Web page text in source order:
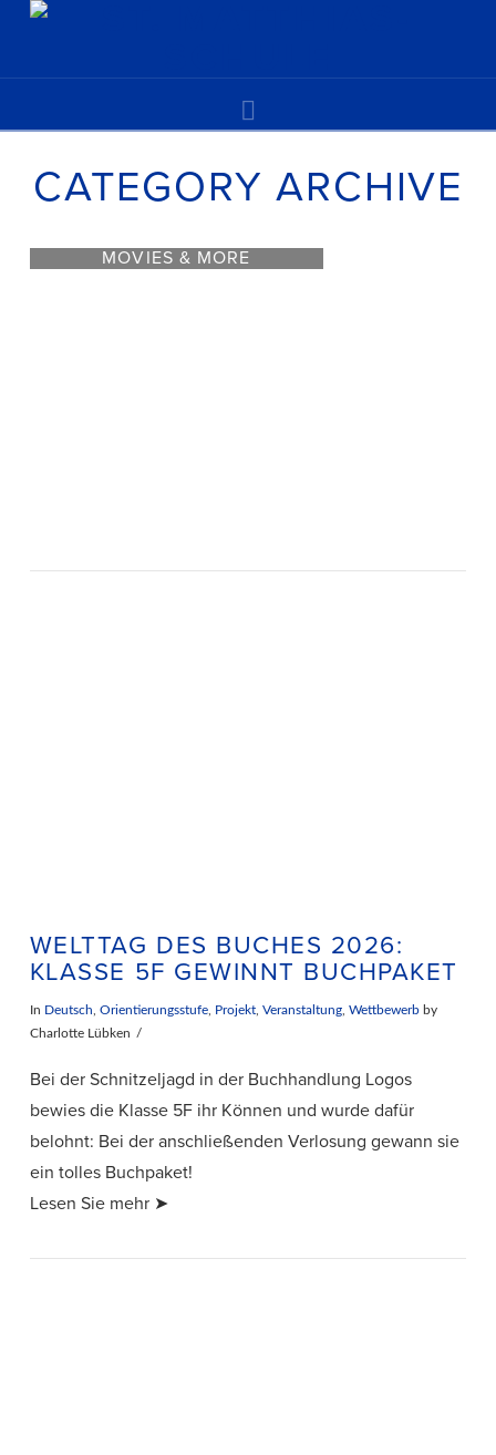
CATEGORY ARCHIVE
MOVIES & MORE
WELTTAG DES BUCHES 2026:
KLASSE 5F GEWINNT BUCHPAKET
In Deutsch Orientierungsstufe, Projekt, Veranstaltung, Wettbewerbby
Charlotte Lübken
Bei der Schnitzeljagd in der Buchhandlung Logos
bewies die Klasse 5F ihr Können und wurde dafür
belohnt: Bei der anschließenden Verlosung gewann sie
ein tolles Buchpaket!
Lesen Sie mehr ➤